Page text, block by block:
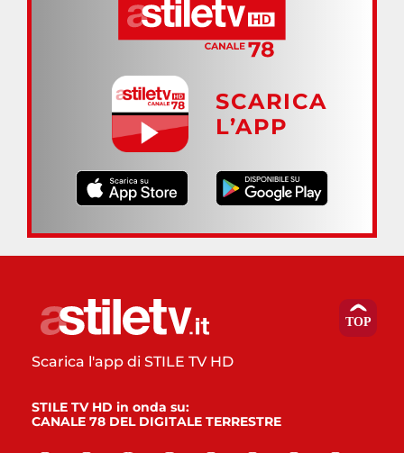
SCARICA
L’APP
Scarica l'app di STILE TV HD
STILE TV HD in onda su:
CANALE 78 DEL DIGITALE TERRESTRE